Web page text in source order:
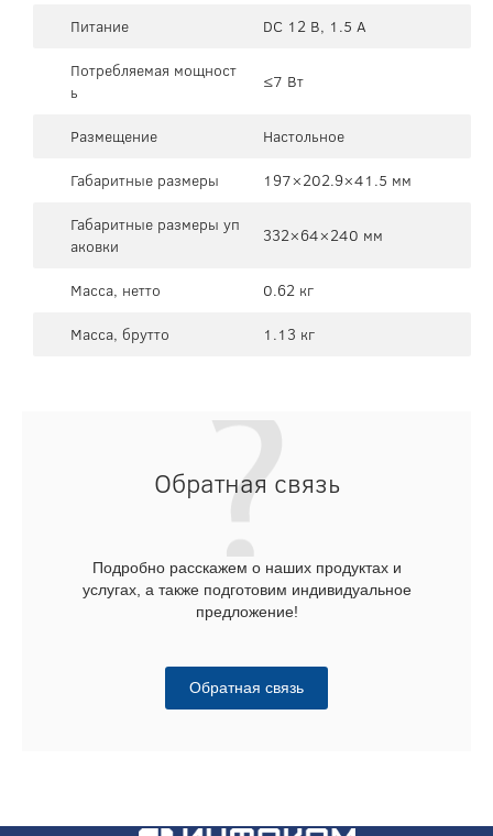
Питание
DC 12 В, 1.5 А
Потребляемая мощност
ь
≤7 Вт
Размещение
Настольное
Габаритные размеры
197×202.9×41.5 мм
Габаритные размеры уп
аковки
332×64×240 мм
Масса, нетто
0.62 кг
Масса, брутто
1.13 кг
Обратная связь
Подробно расскажем о наших продуктах и
услугах, а также подготовим индивидуальное
предложение!
Обратная связь